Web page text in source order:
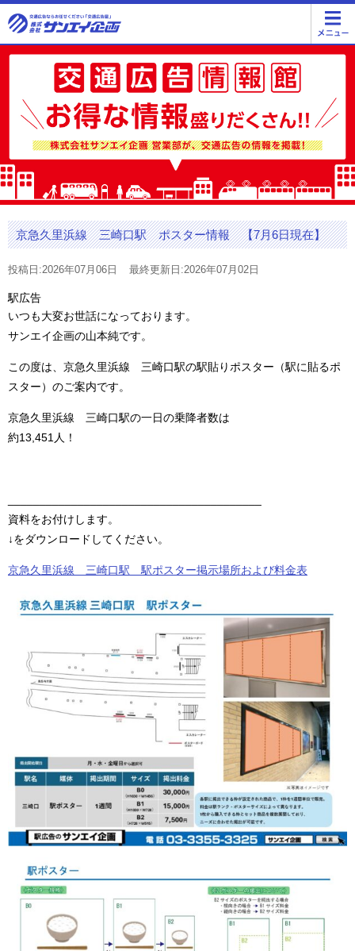
京急久里浜線 三崎口駅 ポスター情報 【7月6日現在】
投稿日:2026年07月06日 最終更新日:2026年07月02日
駅広告
いつも大変お世話になっております。
サンエイ企画の山本純です。
この度は、京急久里浜線 三崎口駅の駅貼りポスター（駅に貼るポ
スター）のご案内です。
京急久里浜線 三崎口駅の一日の乗降者数は
約13,451人！
資料をお付けします。
↓をダウンロードしてください。
京急久里浜線 三崎口駅 駅ポスター掲示場所および料金表